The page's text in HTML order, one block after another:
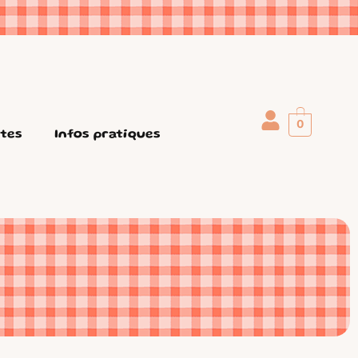
Infos pratiques
0